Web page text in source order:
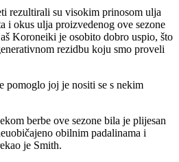
rezultirali su visokim prinosom ulja
i okus ulja proizvedenog ove sezone
Koroneiki je osobito dobro uspio, što
rezidbu koju smo proveli
pomoglo joj je nositi se s nekim
berbe ove sezone bila je plijesan
obilnim padalinama i
je Smith.